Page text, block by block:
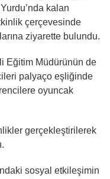
kalan
çerçevesinde
ziyarette bulundu.
Eğitim Müdürünün de
palyaço eşliğinde
oyuncak
gerçekleştirilerek
sosyal etkileşimin